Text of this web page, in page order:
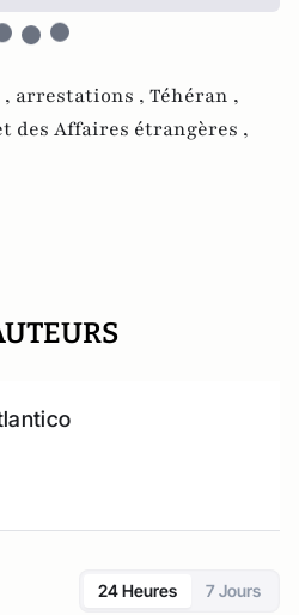
arrestations , Téhéran ,
des Affaires étrangères ,
24 Heures 7 Jours